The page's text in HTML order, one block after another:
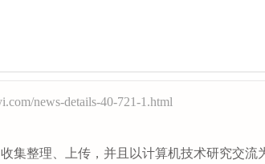
news-details-40-721-1.html
集整理、上传，并且以计算机技术研究交